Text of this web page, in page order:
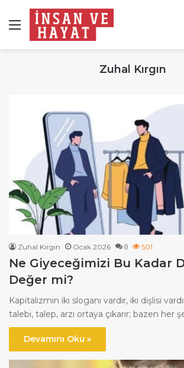
Menü
Zuhal Kırgın
Zuhal Kırgın Ocak 2026 0 501
Ne Giyeceğimizi Bu Kadar
Değer mi?
Kapitalizmin iki sloganı vardır, iki dişlisi
talebi, talep, arzı ortaya çıkarır; bazen her
Devamını Oku »